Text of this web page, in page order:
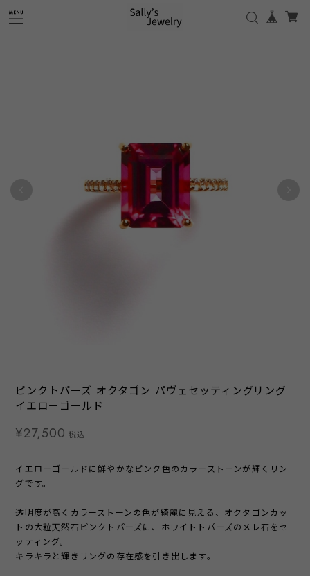
ピンクトパーズ オクタゴン パヴェセッティングリング
イエローゴールド
¥27,500 税込
イエローゴールドに鮮やかなピンク色のカラーストーンが輝くリン
グです。
透明度が高くカラーストーンの色が綺麗に見える、オクタゴンカッ
トの大粒天然石ピンクトパーズに、ホワイトトパーズのメレ石をセ
ッティング。
キラキラと輝きリングの存在感を引き出します。